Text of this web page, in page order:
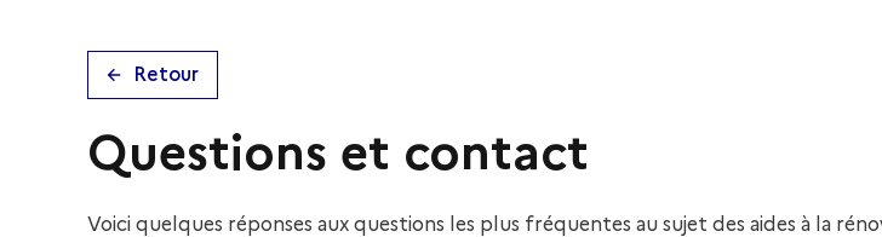
Retour
Questions et contact
Voici quelques réponses aux questions les plus fréquentes au sujet des aides à la